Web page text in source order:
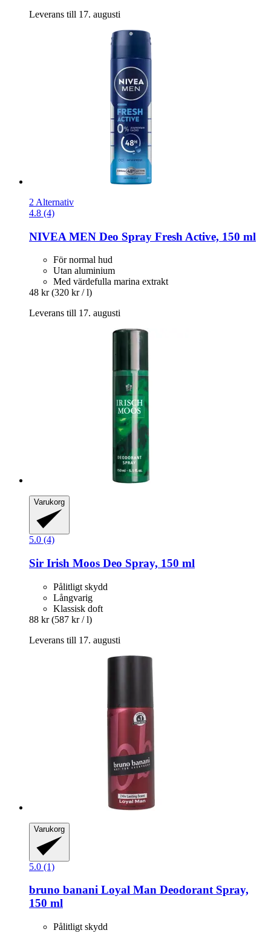
Leverans till 17. augusti
2 Alternativ
4.8 (4)
NIVEA MEN Deo Spray Fresh Active, 150 ml
För normal hud
Utan aluminium
Med värdefulla marina extrakt
48 kr (320 kr / l)
Leverans till 17. augusti
Varukorg
5.0 (4)
Sir Irish Moos Deo Spray, 150 ml
Pålitligt skydd
Långvarig
Klassisk doft
88 kr (587 kr / l)
Leverans till 17. augusti
Varukorg
5.0 (1)
bruno banani Loyal Man Deodorant Spray,
150 ml
Pålitligt skydd